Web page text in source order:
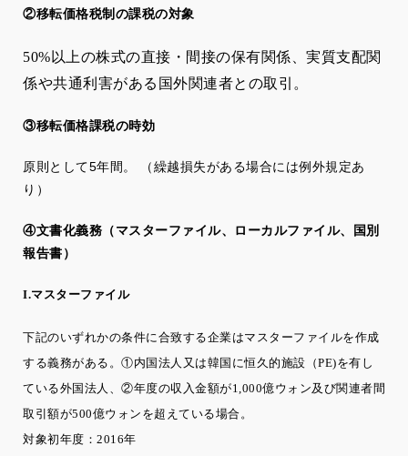
②移転価格税制の課税の対象
50% 以上の株式の直接・間接の保有関係、実質支配関
係や共通利害がある国外関連者との取引。
③移転価格課税の時効
原則として5年間。 （繰越損失がある場合には例外規定あ
り）
④文書化義務（マスターファイル、ローカルファイル、国別
報告書）
I.マスターファイル
下記のいずれかの条件に合致する企業はマスターファイルを作成
する義務がある。①内国法人又は韓国に恒久的施設（PE)を有し
ている外国法人、②年度の収入金額が1,000億ウォン及び関連者間
取引額が500億ウォンを超えている場合。
対象初年度：2016年